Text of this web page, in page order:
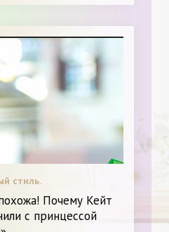
стиль.
Почему Кейт
с принцессой